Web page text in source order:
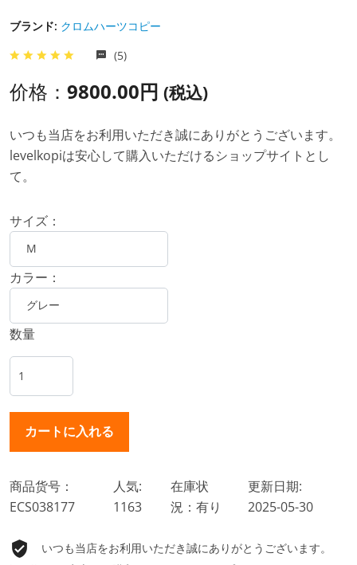
ブランド: クロムハーツコピー
(5)
价格： 9800.00円 (税込)
いつも当店をお利用いただき誠にありがとうございます。
levelkopiは安心して購入いただけるショップサイトとし
て。
サイズ：
カラー：
数量
商品货号：
ECS038177
人気:
1163
在庫状
況：有り
更新日期:
2025-05-30
いつも当店をお利用いただき誠にありがとうございます。